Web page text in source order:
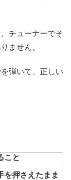
チューナーでそ
ません。
弾いて、正しい
こと
を押さえたまま